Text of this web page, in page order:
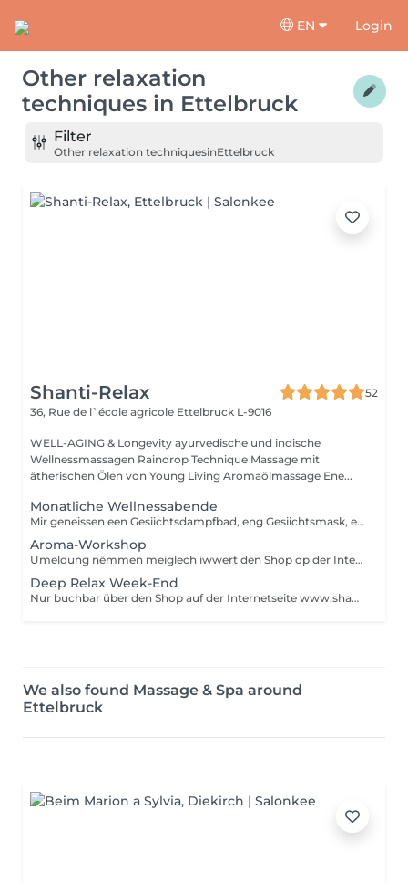
EN Login
Other relaxation
techniques in Ettelbruck
Filter
Other relaxation techniquesinEttelbruck
Shanti-Relax
52
36, Rue de l`école agricole Ettelbruck L-9016
WELL-AGING & Longevity ayurvedische und indische
Wellnessmassagen Raindrop Technique Massage mit
ätherischen Ölen von Young Living Aromaölmassage Ene...
Monatliche Wellnessabende
Mir geneissen een Gesiichtsdampfbad, eng Gesiichtsmask, eng kleng handmassage oder Übunge vir eis Hormoner a Schwong an an Balance ze brengen ..., eng kleng Meditatioun an kucken einfach mol no eisem Wuelbefannen ! Plaatze sin life limitéiert op 8 Persounen Bedeelegung : 15,00 Euros Umeldung nëmmen meiglech iwwert den Shop op der Internetsait : www.shanti-relax.lu
Aroma-Workshop
Umeldung nëmmen meiglech iwwert den Shop op der Internetsait : www.shanti-relax.lu
Deep Relax Week-End
Nur buchbar über den Shop auf der Internetseite www.shanti-relax.lu
We also found Massage & Spa around
Ettelbruck